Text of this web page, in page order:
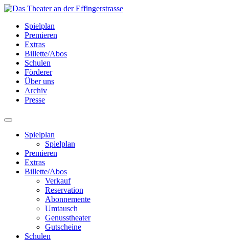
Spielplan
Premieren
Extras
Billette/Abos
Schulen
Förderer
Über uns
Archiv
Presse
Spielplan
Spielplan
Premieren
Extras
Billette/Abos
Verkauf
Reservation
Abonnemente
Umtausch
Genusstheater
Gutscheine
Schulen